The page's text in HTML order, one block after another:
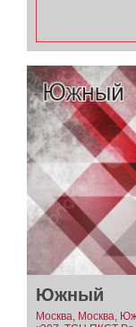
Южный
Москва, Москва,